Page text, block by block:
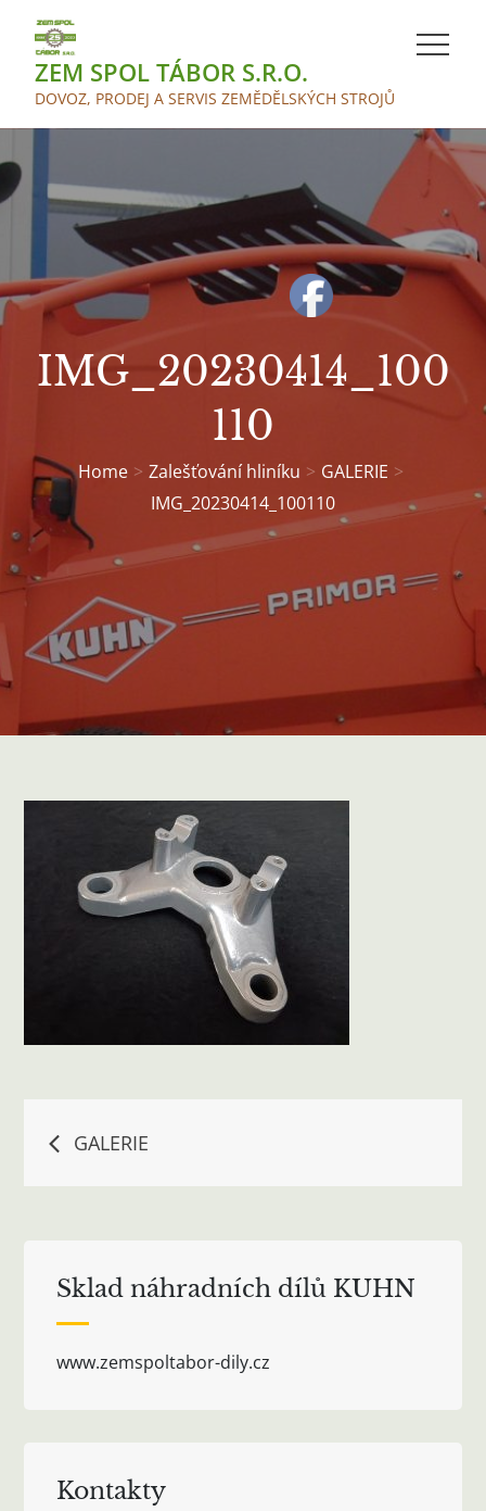
contentZEM SPOL TÁBOR S.R.O.
DOVOZ, PRODEJ A SERVIS ZEMĚDĚLSKÝCH STROJŮ
IMG_20230414_100
110
Home Zalešťování hliníku
GALERIE
IMG_20230414_100110
Navigace
GALERIE
Sklad náhradních dílů KUHN
www.zemspoltabor-dily.cz
Kontakty